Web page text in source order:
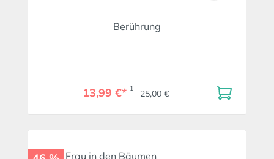
Berührung
13,99 €* 1 25,00 €